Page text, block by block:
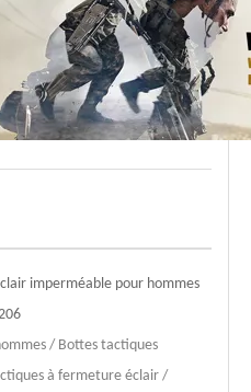
imperméable pour hommes
/ Bottes tactiques
à fermeture éclair /